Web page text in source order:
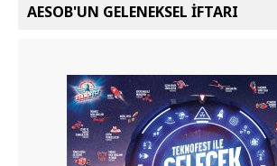
AESOB'UN GELENEKSEL İFTARI